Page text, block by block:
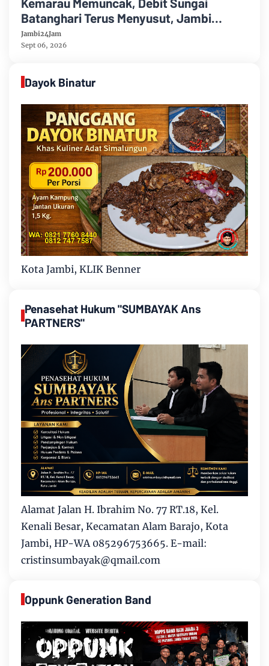
Batanghari Terus Menyusut, Jambi
Hadapi Ancaman Krisis Air Bersih dan
Karhutla
Jambi24Jam
Sept 06, 2026
Dayok Binatur
Kota Jambi, KLIK Benner
Penasehat Hukum "SUMBAYAK Ans
PARTNERS"
Alamat Jalan H. Ibrahim No. 77 RT.18, Kel.
Kenali Besar, Kecamatan Alam Barajo, Kota
Jambi, HP-WA 085296753665. E-mail:
cristinsumbayak@qmail.com
Oppunk Generation Band